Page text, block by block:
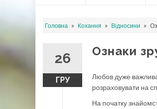
Головна » Кохання » Відносини »
26
ГРУ
Ознаки
Любов дуже
розраховувати на
На початку